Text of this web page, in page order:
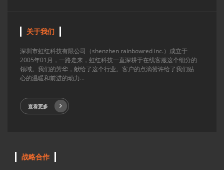
关于我们
深圳市虹红科技有限公司（shenzhen rainbowred inc.）成立于
2005年01月，一路走来，虹红科技一直深耕于在线客服这个细分的
领域。我们的芳华，献给了这个行业。客户的点滴赞许给了我们贴
心的温暖和前进的动力...
查看更多
战略合作